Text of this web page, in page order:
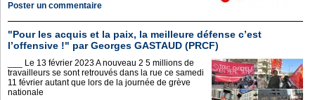
Poster un commentaire
"Pour les acquis et la paix, la meilleure défense c’est
l’offensive !" par Georges GASTAUD (PRCF)
___ Le 13 février 2023 A nouveau 2 5 millions de
travailleurs se sont retrouvés dans la rue ce samedi
11 février autant que lors de la journée de grève
nationale